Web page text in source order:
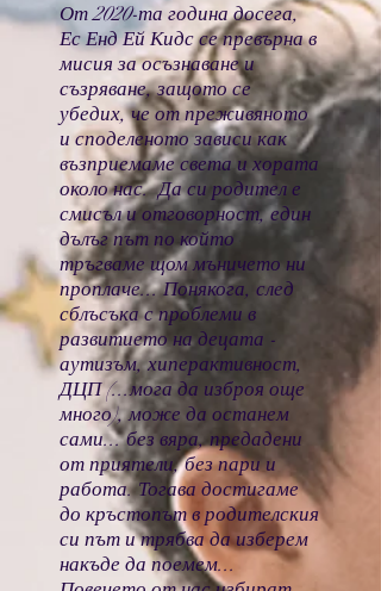
От 2020-та година досега,
Ес Енд Ей Кидс се превърна в
мисия за осъзнаване и
съзряване, защото се
убедих, че от преживяното
и споделеното зависи как
възприемаме света и хората
около нас. Да си родител е
смисъл и отговорност, един
дълъг път по който
тръгваме щом мъничето ни
проплаче... Понякога, след
сблъсъка с проблеми в
развитието на децата -
аутизъм, хиперактивност,
ДЦП (...мога да изброя още
много), може да останем
сами... без вяра, предадени
от приятели, без пари и
работа. Тогава достигаме
до кръстопът в родителския
си път и трябва да изберем
накъде да поемем...